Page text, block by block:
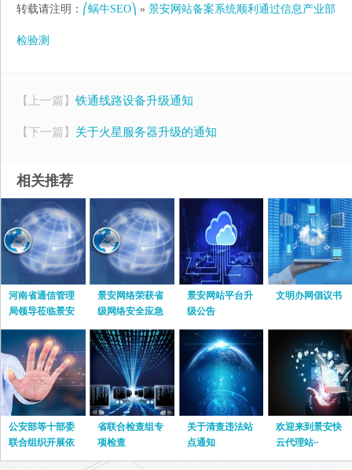
转载请注明： ⎛蜗牛SEO⎞ » 景安网站备案系统顺利通过信息产业部
检验测
【上一篇】 铁通线路设备升级通知
【下一篇】 关于火星服务器升级的通知
相关推荐
河南省通信管理
局领导莅临景安
网络指导工作
景安网络荣获省
级网络安全应急
服务支撑单位
景安网站平台升
级公告
文明办网倡议书
公安部等十部委
联合组织开展依
法打击网络淫
省联合检查组专
项检查
关于清查违法站
点通知
欢迎来到景安快
云代理站~